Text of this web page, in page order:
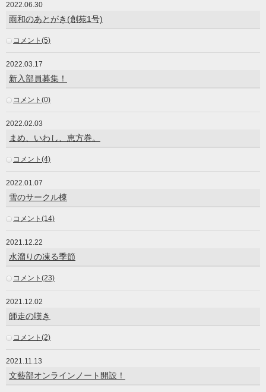
2022.06.30
雨和のあとがき(創苑1号)
コメント(5)
2022.03.17
新入部員募集！
コメント(0)
2022.02.03
まめ、いわし、恵方巻。
コメント(4)
2022.01.07
雪のサークル棟
コメント(14)
2021.12.22
水溜りの凍る季節
コメント(23)
2021.12.02
師走の嘆き
コメント(2)
2021.11.13
文藝部オンラインノート開設！